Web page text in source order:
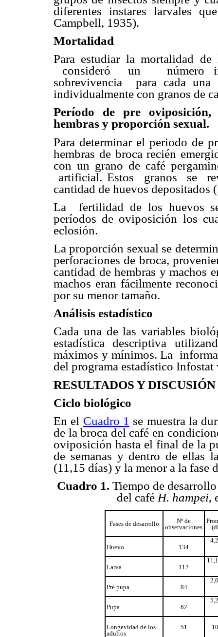
diferentes instares larvales
Campbell, 1935).
Mortalidad
Para estudiar la mortalidad
consideró un número
sobrevivencia para cada una
individualmente con granos de
Período de pre
hembras y proporción sexual.
Para determinar el periodo de
hembras de broca recién
con un grano de café
artificial. Estos granos se
cantidad de huevos depositados
La fertilidad de los huevos
períodos de oviposición los
eclosión.
La proporción sexual se
perforaciones de broca,
cantidad de hembras y machos
machos eran fácilmente
por su menor tamaño.
Análisis estadístico
Cada una de las variables
estadística descriptiva
máximos y mínimos. La
del programa estadístico
RESULTADOS Y DISCUSIÓN
Ciclo biológico
En el Cuadro 1 se muestra la
de la broca del café en
oviposición hasta el final de la
de semanas y dentro de ellas
(11,15 días) y la menor a la fase
Cuadro 1. Tiempo de
del café H. hampei,
Fases de desarrollo
Nº de
observaciones
Huevo 134
Larva 112
Pre pupa 84
Pupa 62
Longevidad de los
adultos
51